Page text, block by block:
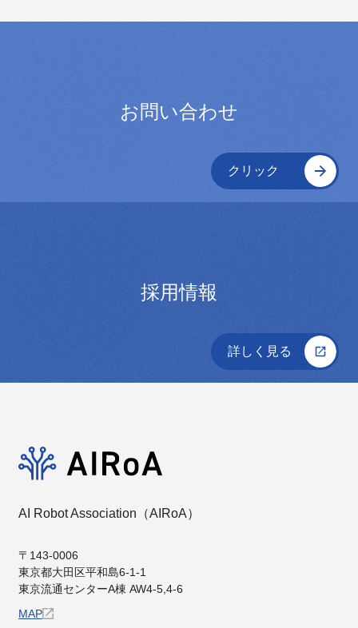
お問い合わせ
クリック
採用情報
詳しく見る
AI Robot Association（AIRoA）
〒143-0006
東京都⼤⽥区平和島6-1-1
東京流通センターA棟 AW4-5,4-6
MAP